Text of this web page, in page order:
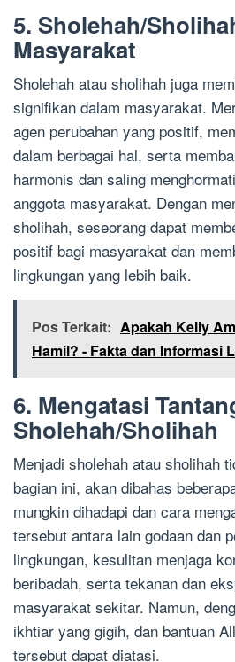
5. Sholehah/
Masyarakat
Sholehah atau sholihah juga
signifikan dalam masyarakat.
agen perubahan yang positif,
dalam berbagai hal, serta
harmonis dan saling
anggota masyarakat. Dengan
sholihah, seseorang dapat
positif bagi masyarakat dan
lingkungan yang lebih baik.
Pos Terkait: Apakah Kelly
Hamil? - Fakta dan Informasi
6. Mengatasi
Sholehah/Sholihah
Menjadi sholehah atau sholihah
bagian ini, akan dibahas
mungkin dihadapi dan cara
tersebut antara lain godaan dan
lingkungan, kesulitan menjaga
beribadah, serta tekanan dan
masyarakat sekitar. Namun,
ikhtiar yang gigih, dan bantuan
tersebut dapat diatasi.